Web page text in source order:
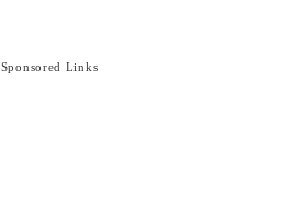
Sponsored Links